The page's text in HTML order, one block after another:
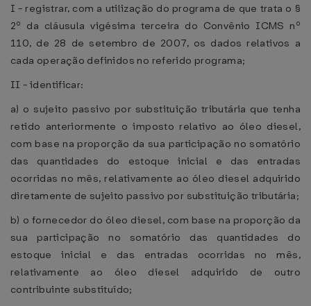
I - registrar, com a utilização do programa de que trata o §
2º da cláusula vigésima terceira do Convênio ICMS nº
110, de 28 de setembro de 2007, os dados relativos a
cada operação definidos no referido programa;
II - identificar:
a) o sujeito passivo por substituição tributária que tenha
retido anteriormente o imposto relativo ao óleo diesel,
com base na proporção da sua participação no somatório
das quantidades do estoque inicial e das entradas
ocorridas no mês, relativamente ao óleo diesel adquirido
diretamente de sujeito passivo por substituição tributária;
b) o fornecedor do óleo diesel, com base na proporção da
sua participação no somatório das quantidades do
estoque inicial e das entradas ocorridas no mês,
relativamente ao óleo diesel adquirido de outro
contribuinte substituído;